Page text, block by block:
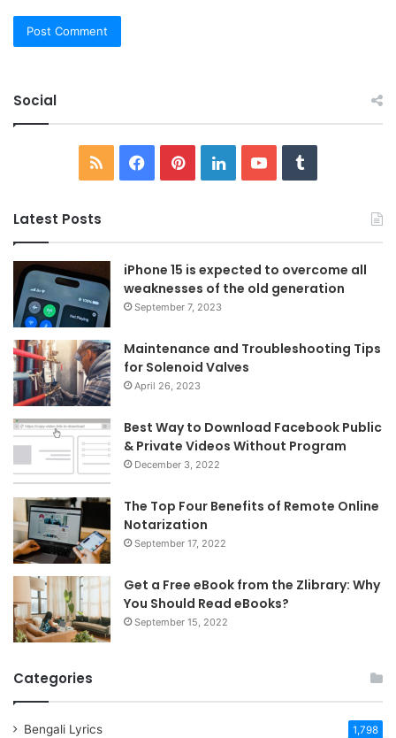
Social
RSS Facebook
PinterestLinkedInYouTubeTumblr
Latest Posts
iPhone 15 is expected to overcome all
weaknesses of the old generation
September 7, 2023
Maintenance and Troubleshooting Tips
for Solenoid Valves
April 26, 2023
Best Way to Download Facebook Public
& Private Videos Without Program
December 3, 2022
The Top Four Benefits of Remote Online
Notarization
September 17, 2022
Get a Free eBook from the Zlibrary: Why
You Should Read eBooks?
September 15, 2022
Categories
Bengali Lyrics 1,798